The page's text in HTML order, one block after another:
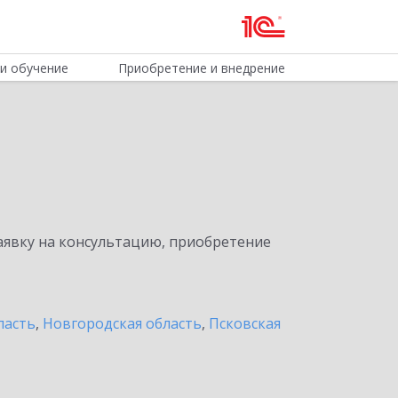
обучение Приобретение и внедрение
на консультацию, приобретение
, Новгородская область, Псковская